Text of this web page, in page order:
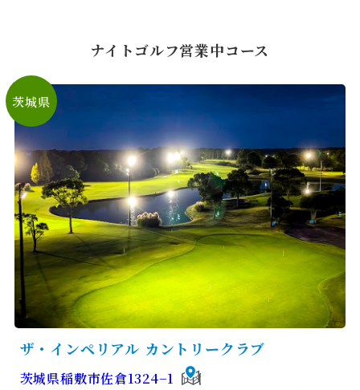
ナイトゴルフ営業中コース
茨城県
ザ・インペリアル カントリークラブ
茨城県稲敷市佐倉1324−1